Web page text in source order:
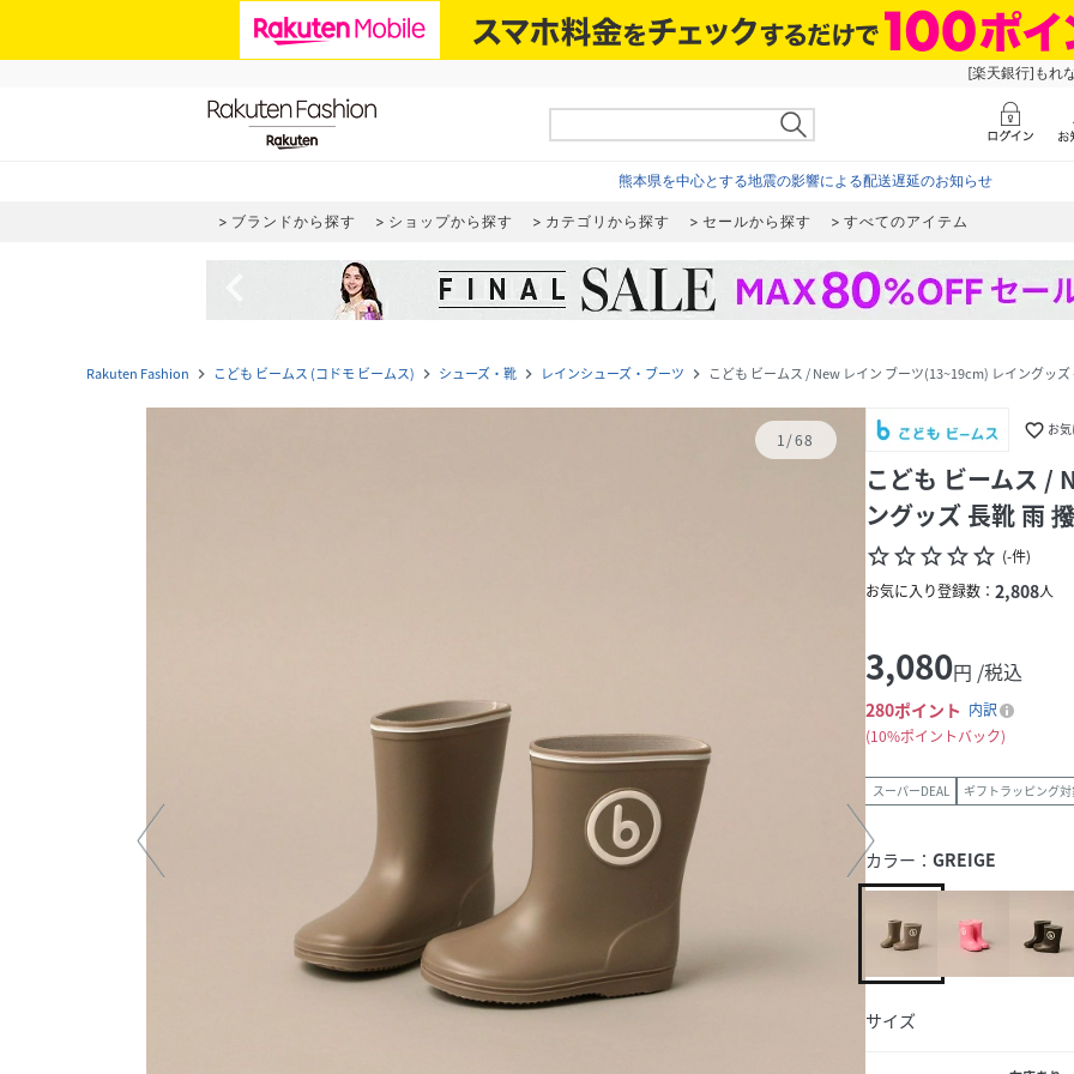
[楽天銀行]もれ
熊本県を中心とする地震の影響による配送遅延のお知らせ
ブランドから探す ショップから探す カテゴリから探す セールから探す すべてのアイテム
Rakuten Fashion navigate_next こども ビームス (コドモ ビームス) navigate_next シューズ・靴 navigate_next レインシューズ・ブーツ navigate_next こども ビームス / New レイン ブーツ(13~19cm) レイングッ
1/68 favorite_border お
こども ビームス /
ングッズ 長靴 雨
star_borderstar_borderstar_borderstar_borderstar_border (-件)
お気に入り登録数： 2,808人
3,080円 /税込
280ポイント 内訳
10%ポイントバック
スーパーDEAL ギフトラッピング
カラー： GREIGE
サイズ